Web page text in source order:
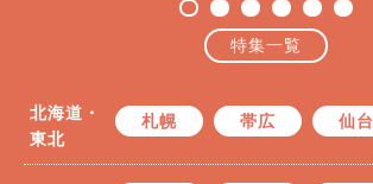
特集一覧
北海道・
東北
札幌 帯広 仙台